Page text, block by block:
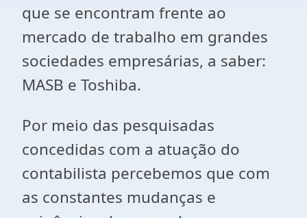
que se encontram frente ao
mercado de trabalho em grandes
sociedades empresárias, a saber:
MASB e Toshiba.
Por meio das pesquisadas
concedidas com a atuação do
contabilista percebemos que com
as constantes mudanças e